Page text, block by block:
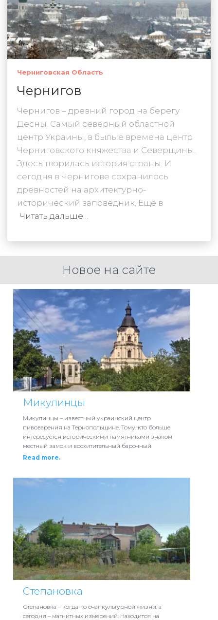
Черниговская Область
Чернигов
Чернигов – древний город на берегу
Десны. Самый северный областной
центр Украины, в былые времена центр
Черниговского княжества и Северщины.
Здесь творилась история страны. И
сегодня в Чернигове сохранилось
древностей на архитектурно-
исторический заповедник. Ещё в
Читать дальше…
Новое на сайте
Микулинцы
Микулинцы – известный украинский центр
пивоварения на Тернопольщине. Тому, кто больше
интересуется историческими памятниками знаком
местный замок и восхитительный барочный
Read more.
Степановка
Степановка – когда-то очаг культурной жизни, а
сегодня – магнитных измерений. Находится на